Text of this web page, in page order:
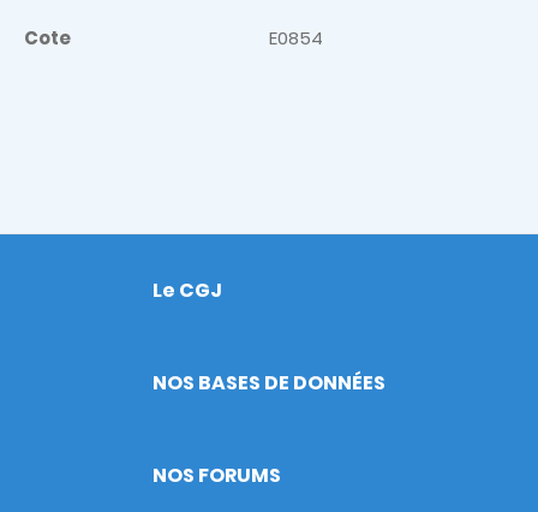
Cote E0854
Footer
Le CGJ
NOS BASES DE DONNÉES
NOS FORUMS